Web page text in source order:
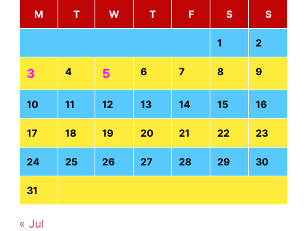
M
T W T F S S
1 2
3 4 5 6 7 8 9
10 11 12 13 14 15 16
17 18 19 20 21 22 23
24 25 26 27 28 29 30
31
« Jul